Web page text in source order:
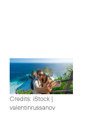
Credits: iStock |
valentinrussanov